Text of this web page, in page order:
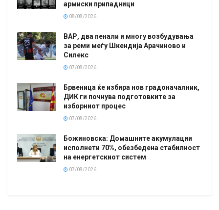
армиски припадници
08/08/2026
ВАР, два пенали и многу возбудувања
за реми меѓу Шкендија Арачиново и
Силекс
07/08/2026
Брвеница ќе избира нов градоначалник,
ДИК ги почнува подготовките за
изборниот процес
07/08/2026
Божиновска: Домашните акумулации
исполнети 70%, обезбедена стабилност
на енергетскиот систем
07/08/2026